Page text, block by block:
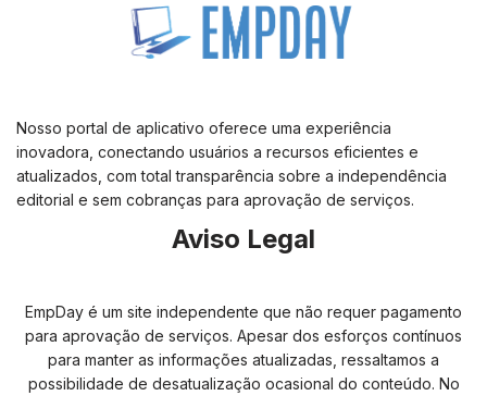
Nosso portal de aplicativo oferece uma experiência
inovadora, conectando usuários a recursos eficientes e
atualizados, com total transparência sobre a independência
editorial e sem cobranças para aprovação de serviços.
Aviso Legal
EmpDay é um site independente que não requer pagamento
para aprovação de serviços. Apesar dos esforços contínuos
para manter as informações atualizadas, ressaltamos a
possibilidade de desatualização ocasional do conteúdo. No